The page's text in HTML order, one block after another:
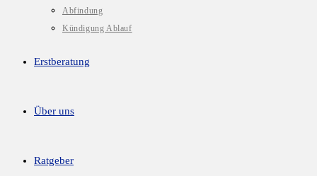
Abfindung
Kündigung Ablauf
Erstberatung
Über uns
Ratgeber